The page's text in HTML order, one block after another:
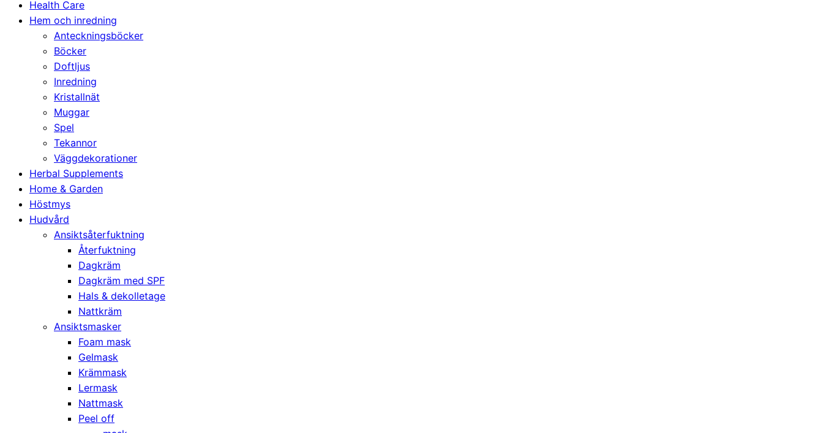
Health Care
Hem och inredning
Anteckningsböcker
Böcker
Doftljus
Inredning
Kristallnät
Muggar
Spel
Tekannor
Väggdekorationer
Herbal Supplements
Home & Garden
Höstmys
Hudvård
Ansiktsåterfuktning
Återfuktning
Dagkräm
Dagkräm med SPF
Hals & dekolletage
Nattkräm
Ansiktsmasker
Foam mask
Gelmask
Krämmask
Lermask
Nattmask
Peel off